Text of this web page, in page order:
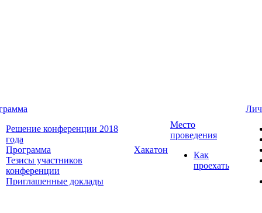
Решение конференции 2018
года
Программа
Тезисы участников
конференции
Приглашенные доклады
Хакатон
Место
проведения
Как
проехать